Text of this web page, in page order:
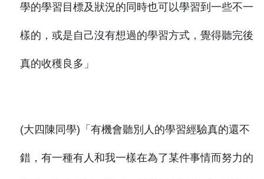
學的學習目標及狀況的同時也可以學習到一些不一
樣的，或是自己沒有想過的學習方式，覺得聽完後
真的收穫良多」
(大四陳同學)「有機會聽別人的學習經驗真的還不
錯，有一種有人和我一樣在為了某件事情而努力的